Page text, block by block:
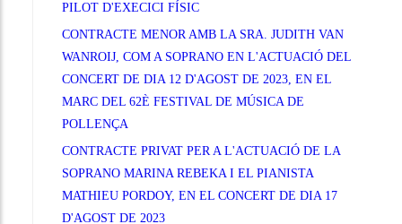
PILOT D'EXECICI FÍSIC
CONTRACTE MENOR AMB LA SRA. JUDITH VAN
WANROIJ, COM A SOPRANO EN L'ACTUACIÓ DEL
CONCERT DE DIA 12 D'AGOST DE 2023, EN EL
MARC DEL 62È FESTIVAL DE MÚSICA DE
POLLENÇA
CONTRACTE PRIVAT PER A L'ACTUACIÓ DE LA
SOPRANO MARINA REBEKA I EL PIANISTA
MATHIEU PORDOY, EN EL CONCERT DE DIA 17
D'AGOST DE 2023